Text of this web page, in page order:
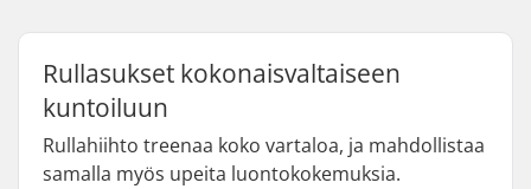
Rullasukset kokonaisvaltaiseen
kuntoiluun
Rullahiihto treenaa koko vartaloa, ja mahdollistaa
samalla myös upeita luontokokemuksia.